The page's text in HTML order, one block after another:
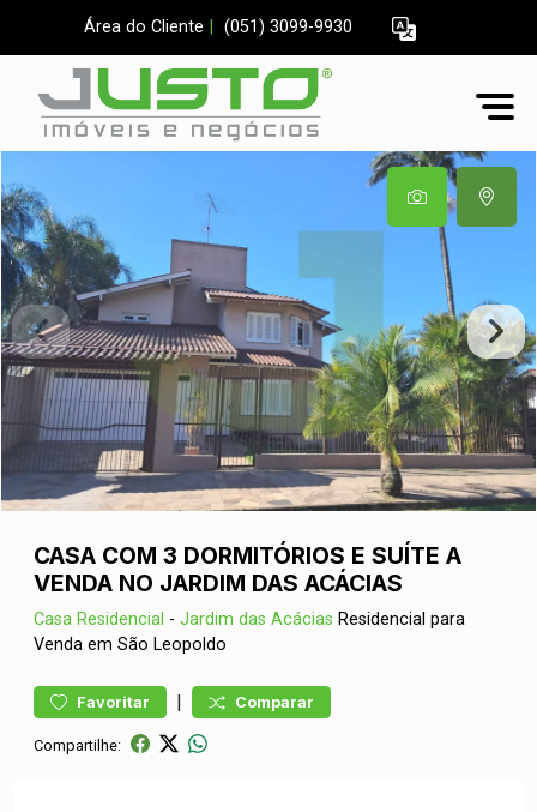
Área do Cliente (051) 3099-9930
CASA COM 3 DORMITÓRIOS E SUÍTE A
VENDA NO JARDIM DAS ACÁCIAS
Casa Residencial - Jardim das Acácias Residencial para
Venda em São Leopoldo
Favoritar | Comparar
Compartilhe: